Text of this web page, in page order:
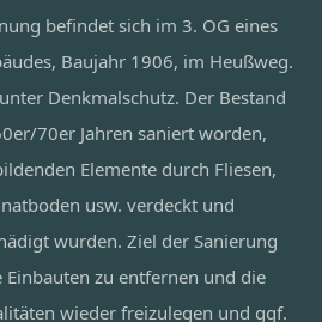
befindet sich im 3. OG eines
Baujahr 1906, im Heußweg.
Denkmalschutz. Der Bestand
70er Jahren saniert worden,
Elemente durch Fliesen,
usw. verdeckt und
wurden. Ziel der Sanierung
Einbauten zu entfernen und die
wieder freizulegen und ggf.